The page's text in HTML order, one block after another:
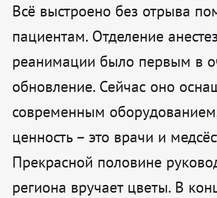
Всё выстроено без отрыва
пациентам. Отделение
реанимации было первым в
обновление. Сейчас оно
современным
ценность – это врачи и
Прекрасной половине
региона вручает цветы. В